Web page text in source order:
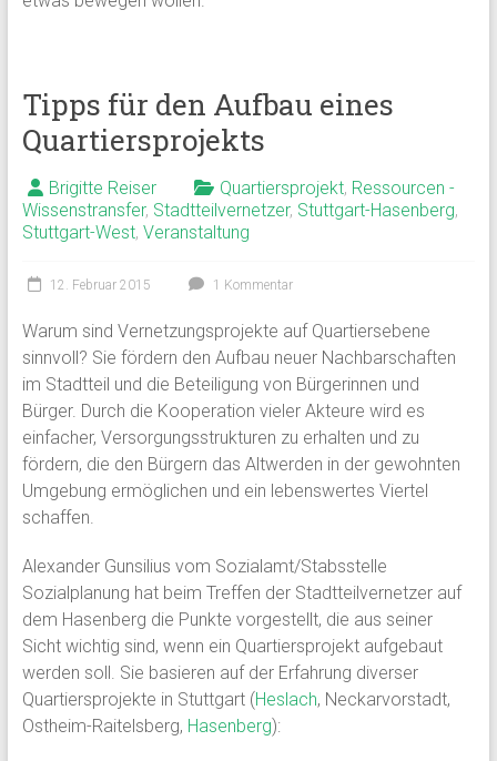
Tipps für den Aufbau eines
Quartiersprojekts
Brigitte Reiser Quartiersprojekt, Ressourcen -
Wissenstransfer, Stadtteilvernetzer, Stuttgart-Hasenberg,
Stuttgart-West, Veranstaltung
12. Februar 2015 1 Kommentar
Warum sind Vernetzungsprojekte auf Quartiersebene
sinnvoll? Sie fördern den Aufbau neuer Nachbarschaften
im Stadtteil und die Beteiligung von Bürgerinnen und
Bürger. Durch die Kooperation vieler Akteure wird es
einfacher, Versorgungsstrukturen zu erhalten und zu
fördern, die den Bürgern das Altwerden in der gewohnten
Umgebung ermöglichen und ein lebenswertes Viertel
schaffen.
Alexander Gunsilius vom Sozialamt/Stabsstelle
Sozialplanung hat beim Treffen der Stadtteilvernetzer auf
dem Hasenberg die Punkte vorgestellt, die aus seiner
Sicht wichtig sind, wenn ein Quartiersprojekt aufgebaut
werden soll. Sie basieren auf der Erfahrung diverser
Quartiersprojekte in Stuttgart (Heslach, Neckarvorstadt,
Ostheim-Raitelsberg, Hasenberg):